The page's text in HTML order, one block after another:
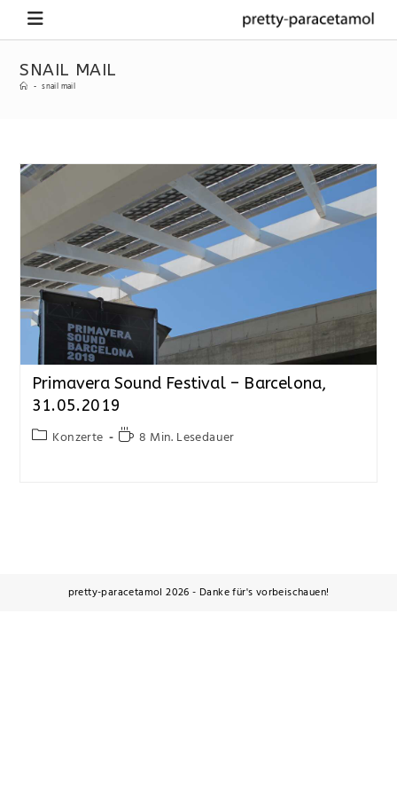
SNAIL MAIL
- snail mail
Primavera Sound Festival – Barcelona,
31.05.2019
Konzerte 8 Min. Lesedauer
pretty-paracetamol 2026 - Danke für's vorbeischauen!